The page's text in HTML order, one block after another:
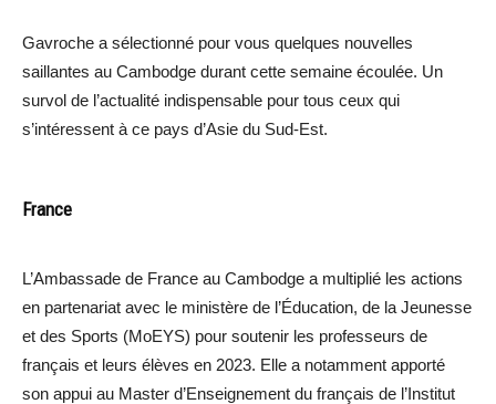
Gavroche a sélectionné pour vous quelques nouvelles
saillantes au Cambodge durant cette semaine écoulée. Un
survol de l’actualité indispensable pour tous ceux qui
s’intéressent à ce pays d’Asie du Sud-Est.
France
L’Ambassade de France au Cambodge a multiplié les actions
en partenariat avec le ministère de l’Éducation, de la Jeunesse
et des Sports (MoEYS) pour soutenir les professeurs de
français et leurs élèves en 2023. Elle a notamment apporté
son appui au Master d’Enseignement du français de l’Institut